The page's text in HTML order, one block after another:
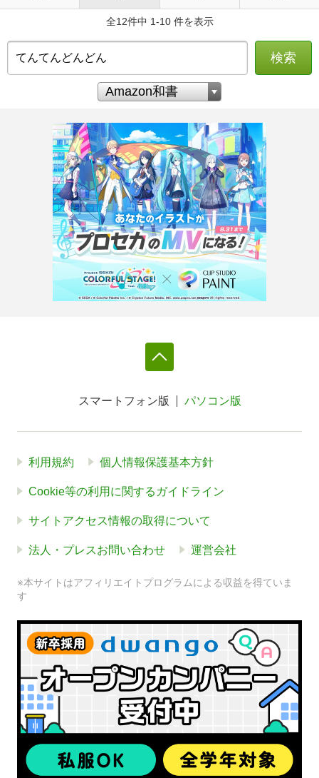
全12件中 1-10 件を表示
検索
スマートフォン版 パソコン版
利用規約 個人情報保護基本方針
Cookie等の利用に関するガイドライン
サイトアクセス情報の取得について
法人・プレスお問い合わせ 運営会社
※本サイトはアフィリエイトプログラムによる収益を得ていま
す